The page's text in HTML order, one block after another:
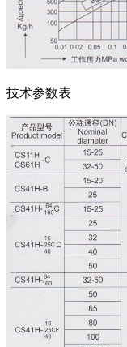
技术参数表